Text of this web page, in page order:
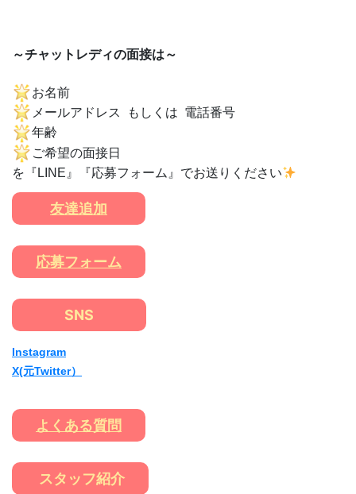
～チャットレディの面接は～
お名前
メールアドレス もしくは 電話番号
年齢
ご希望の面接日
を『LINE』『応募フォーム』でお送りください
友達追加
応募フォーム
SNS
Instagram
X(元Twitter）
よくある質問
スタッフ紹介